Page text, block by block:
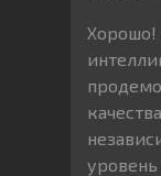
Хорошо!
уровень